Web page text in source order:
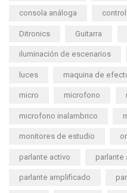
consola análoga
Ditronics Guitarra
iluminación de escenarios
luces maquina de
micro microfono
microfono inalambrico
monitores de estudio
parlante activo parlante
parlante amplificado